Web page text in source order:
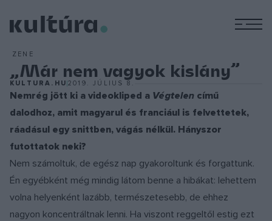
ZENE
„Már nem vagyok kislány”
KULTURA.HU 2019. JÚLIUS 8.
Nemrég jött ki a videokliped a Végtelen című
dalodhoz, amit magyarul és franciául is felvettetek,
ráadásul egy snittben, vágás nélkül. Hányszor
futottatok neki?
Nem számoltuk, de egész nap gyakoroltunk és forgattunk.
Én egyébként még mindig látom benne a hibákat: lehettem
volna helyenként lazább, természetesebb, de ehhez
nagyon koncentráltnak lenni. Ha viszont reggeltől estig ezt